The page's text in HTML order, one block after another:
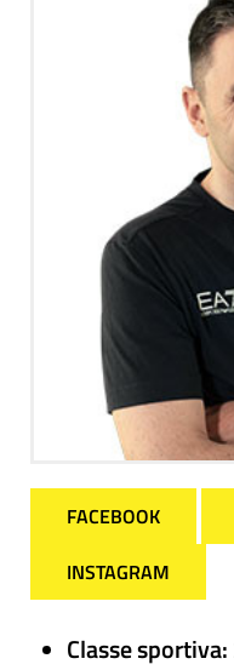
FACEBOOK
INSTAGRAM
Classe sportiva: